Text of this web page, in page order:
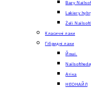
Bazy
Lakiery
Żeli
Класичні лаки
Гібридні лаки
Йоші.
Атіка
НЕОНАЙЛ